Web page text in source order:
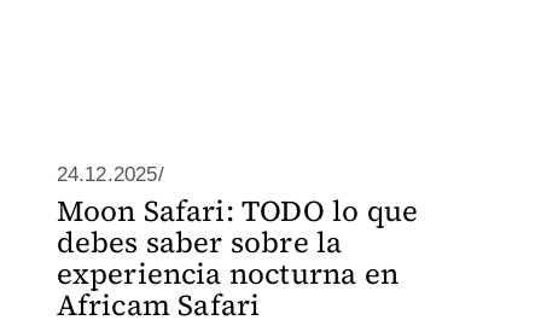
24.12.2025/
Moon Safari: TODO lo que
debes saber sobre la
experiencia nocturna en
Africam Safari